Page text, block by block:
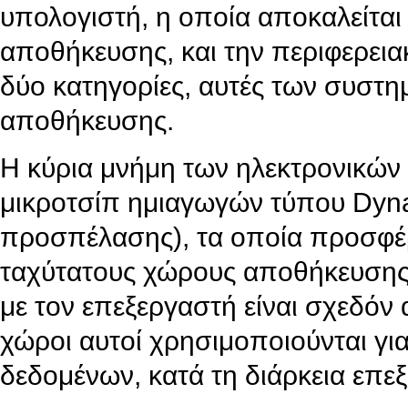
υπολογιστή, η οποία
αποθήκευσης, και την
δύο κατηγορίες, αυτές των
αποθήκευσης.
Η κύρια μνήμη των
μικροτσίπ ημιαγωγών τύπου
προσπέλασης), τα οποία
ταχύτατους χώρους
με τον επεξεργαστή είναι
χώροι αυτοί χρησιμοποιούνται
δεδομένων, κατά τη διάρκεια